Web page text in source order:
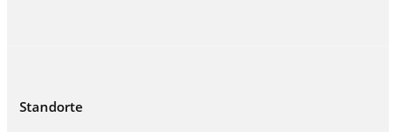
Standorte